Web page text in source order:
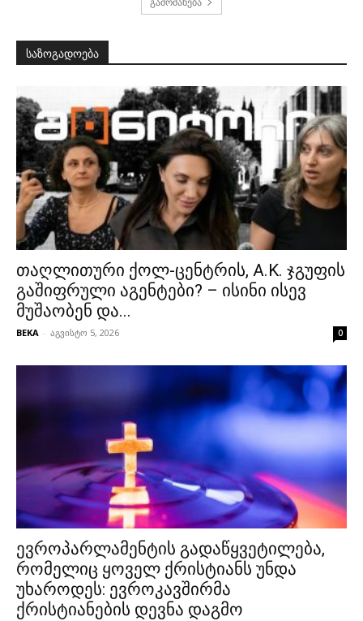
საზოგადოება
თაღლითური ქოლ-ცენტრის, A.K. ჯგუფის
გაშიფრული აგენტები? – ისინი ისევ
მუშაობენ და...
BEKA - აგვისტო 5, 2026 0
ევროპარლამენტის გადაწყვეტილება,
რომელიც ყოველ ქრისტიანს უნდა
უხაროდეს: ევროკავშირმა
ქრისტიანების დევნა დაგმო